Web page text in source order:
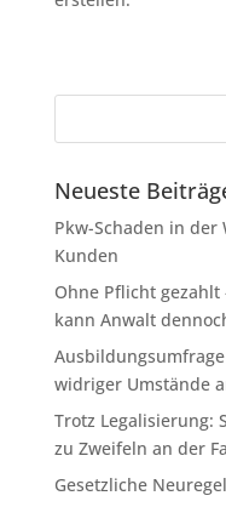
Neueste
Pkw-Schaden in der
Kunden
Ohne Pflicht gezahlt
kann Anwalt
widriger Umstände
Trotz Legalisierung:
zu Zweifeln an der
Gesetzliche